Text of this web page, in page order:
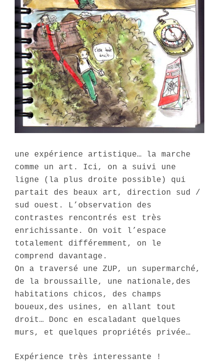
une expérience artistique… la marche
comme un art. Ici, on a suivi une
ligne (la plus droite possible) qui
partait des beaux art, direction sud /
sud ouest. L’observation des
contrastes rencontrés est très
enrichissante. On voit l’espace
totalement différemment, on le
comprend davantage.
On a traversé une ZUP, un supermarché,
de la broussaille, une nationale,des
habitations chicos, des champs
boueux,des usines, en allant tout
droit… Donc en escaladant quelques
murs, et quelques propriétés privée…
Expérience très interessante !